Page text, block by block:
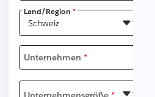
Land/Region *
Unternehmen *